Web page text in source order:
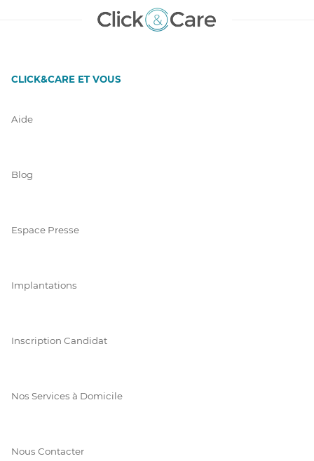
CLICK&CARE ET VOUS
Aide
Blog
Espace Presse
Implantations
Inscription Candidat
Nos Services à Domicile
Nous Contacter